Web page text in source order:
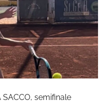
SACCO, semifinale